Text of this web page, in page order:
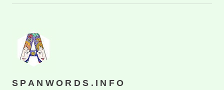
SPANWORDS.INFO